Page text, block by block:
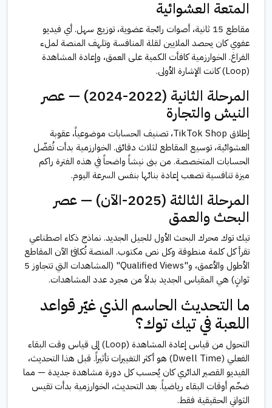
المتعة العشوائية
مقاطع 15 ثانية، أصوات رائجة عضوية، توزيع سهل. أي فيديو
عفوي كان يحصد الملايين لقلة المنافسة وتلهف المنصة لملء
الفراغ. الخوارزمية كافأت الكمية على العمق، وإعادة المشاهدة
(Loop) كانت الإشارة الأولى.
المرحلة الثانية (2022-2024) — عصر
النيش والتجارة
إطلاق TikTok Shop، تصنيف الحسابات موضوعياً، عقوبة
العشوائية، توسيع المقاطع لثلاث دقائق. الخوارزمية بدأت تُفضّل
الحسابات المتخصصة. من بنى نيشاً واضحاً في هذه الفترة راكم
ميزة تنافسية تصعب إعادة بنائها بنفس السرعة اليوم.
المرحلة الثالثة (2025-الآن) — عصر
البحث والعمق
تيك توك محرك البحث الأول للجيل الجديد. نماذج ذكاء اصطناعي
تقرأ كل كلمة منطوقة وكل نص مكتوب. المنصة تُكافئ الآن المقاطع
الأطول والأعمق، و"Qualified Views" (المشاهدات التي تتجاوز 5
ثوانٍ) هي المقياس الجديد بدلاً من مجرد عدد المشاهدات.
ما التحديث الحاسم الذي غيّر قواعد
اللعبة في تيك توك؟
التحول من قياس إعادة المشاهدة (Loop) إلى قياس وقت البقاء
الفعلي (Dwell Time) هو أكثر التغييرات تأثيراً. قبل هذا التحديث،
الفيديو القصير الدائري كان يُحسب كل دورة مشاهدة جديدة — مما
ضخّم أوقات البقاء رياضياً. بعد التحديث، الخوارزمية بدأت تقيس
الثواني الحقيقية فقط.